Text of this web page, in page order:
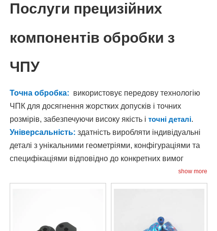
Послуги прецизійних
компонентів обробки з
ЧПУ
Точна обробка: використовує передову технологію
ЧПК для досягнення жорстких допусків і точних
розмірів, забезпечуючи високу якість і точні деталі.
Універсальність: здатність виробляти індивідуальні
деталі з унікальними геометріями, конфігураціями та
специфікаціями відповідно до конкретних вимог
Гнучкість:пропонує можливість працювати з
різноманітні потреби в застосуванні
show more